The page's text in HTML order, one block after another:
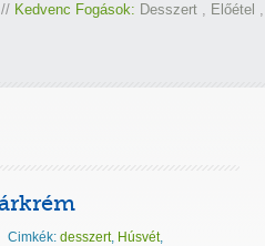
// Kedvenc Fogások: Desszert , Előétel ,
Cimkék: desszert, Húsvét,